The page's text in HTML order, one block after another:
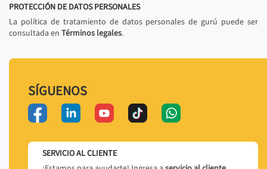
PROTECCIÓN DE DATOS PERSONALES
La política de tratamiento de datos personales de gurú puede ser
consultada en Términos legales.
SÍGUENOS
SERVICIO AL CLIENTE